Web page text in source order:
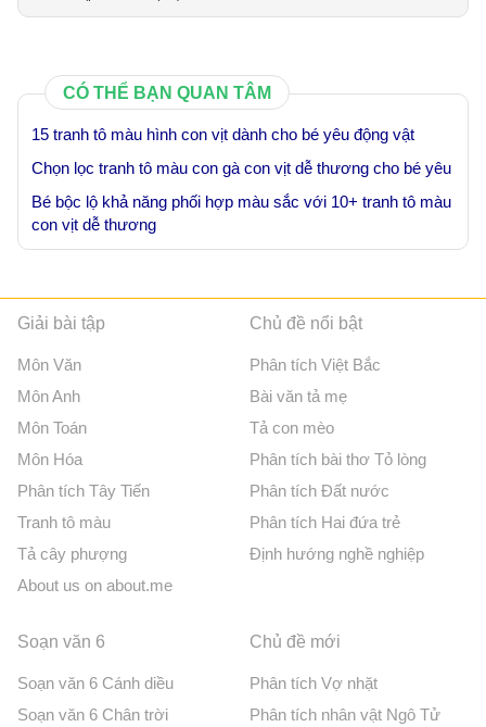
CÓ THỂ BẠN QUAN TÂM
15 tranh tô màu hình con vịt dành cho bé yêu động vật
Chọn lọc tranh tô màu con gà con vịt dễ thương cho bé yêu
Bé bộc lộ khả năng phối hợp màu sắc với 10+ tranh tô màu
con vịt dễ thương
Giải bài tập
Môn Văn
Môn Anh
Môn Toán
Môn Hóa
Phân tích Tây Tiến
Tranh tô màu
Tả cây phượng
About us on about.me
Chủ đề nổi bật
Phân tích Việt Bắc
Bài văn tả mẹ
Tả con mèo
Phân tích bài thơ Tỏ lòng
Phân tích Đất nước
Phân tích Hai đứa trẻ
Định hướng nghề nghiệp
Soạn văn 6
Soạn văn 6 Cánh diều
Soạn văn 6 Chân trời
Chủ đề mới
Phân tích Vợ nhặt
Phân tích nhân vật Ngô Tử